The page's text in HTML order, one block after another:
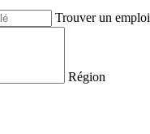
Trouver un emploi
Région